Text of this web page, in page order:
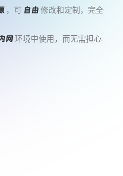
，可 自由 修改和定制，完全
网环境中使用，而无需担心